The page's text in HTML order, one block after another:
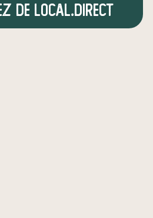
de local.direct